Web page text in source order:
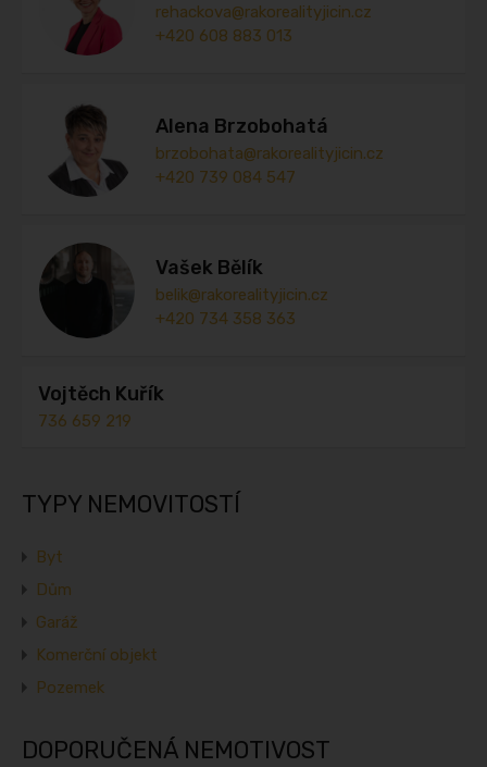
rehackova@rakorealityjicin.cz
+420 608 883 013
Alena Brzobohatá
brzobohata@rakorealityjicin.cz
+420 739 084 547
Vašek Bělík
belik@rakorealityjicin.cz
+420 734 358 363
Vojtěch Kuřík
736 659 219
TYPY NEMOVITOSTÍ
Byt
Dům
Garáž
Komerční objekt
Pozemek
DOPORUČENÁ NEMOTIVOST